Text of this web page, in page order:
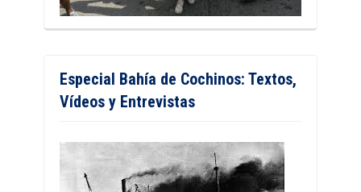
Especial Bahía de Cochinos: Textos,
Vídeos y Entrevistas